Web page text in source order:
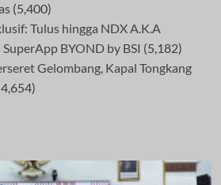
(5,400)
Tulus hingga NDX A.K.A
BYOND by BSI (5,182)
Gelombang, Kapal Tongkang